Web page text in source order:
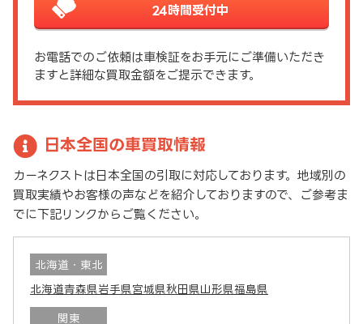
24時間受付中
お電話でのご依頼は車検証をお手元にご準備いただき
ますと詳細な買取金額をご提示できます。
日本全国の車買取情報
カーネクストは日本全国の引取に対応しております。地域別の
買取実績やお客様の声などを紹介しておりますので、ご参考ま
でに下記リンクからご覧ください。
北海道・東北
北海道青森県岩手県宮城県秋田県山形県福島県
関東